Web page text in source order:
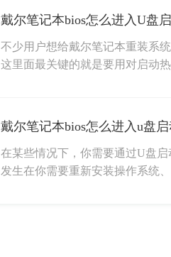
不少用户想给戴尔笔记本重装系
这里面最关键的就是要用对启动
在某些情况下，你需要通过U盘
发生在你需要重新安装操作系统